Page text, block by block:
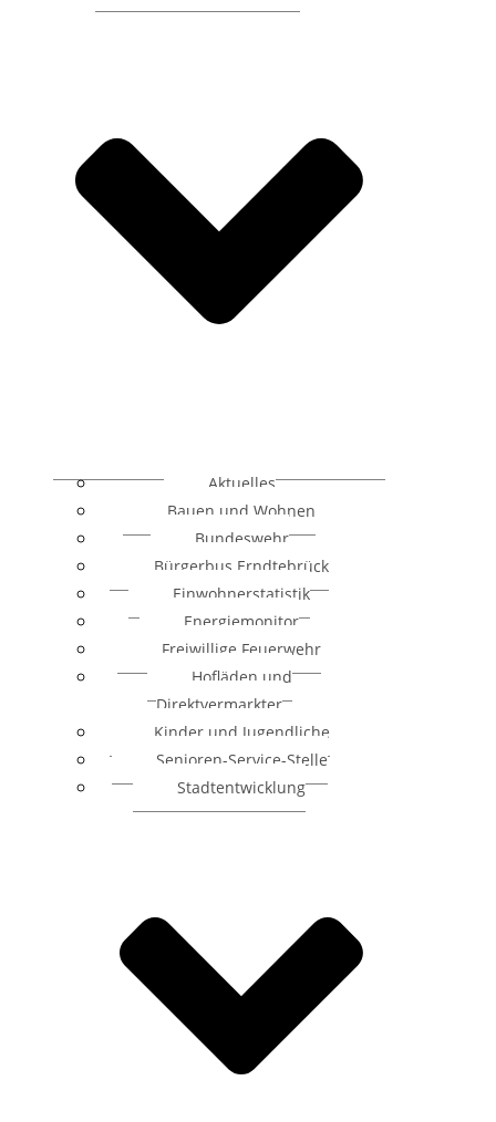
Aktuelles
Bauen und Wohnen
Bundeswehr
Bürgerbus Erndtebrück
Einwohnerstatistik
Energiemonitor
Freiwillige Feuerwehr
Hofläden und
Direktvermarkter
Kinder und Jugendliche
Senioren-Service-Stelle
Stadtentwicklung